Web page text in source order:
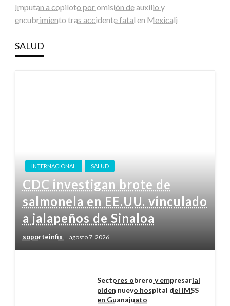
Imputan a copiloto por omisión de auxilio y
encubrimiento tras accidente fatal en Mexicali
SALUD
INTERNACIONAL SALUD
CDC investigan brote de
salmonela en EE.UU. vinculado
a jalapeños de Sinaloa
soporteinfix agosto 7, 2026
Sectores obrero y empresarial
piden nuevo hospital del IMSS
en Guanajuato